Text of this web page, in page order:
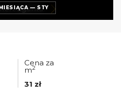
— STY
agenta
Cena za
m2
31 zł